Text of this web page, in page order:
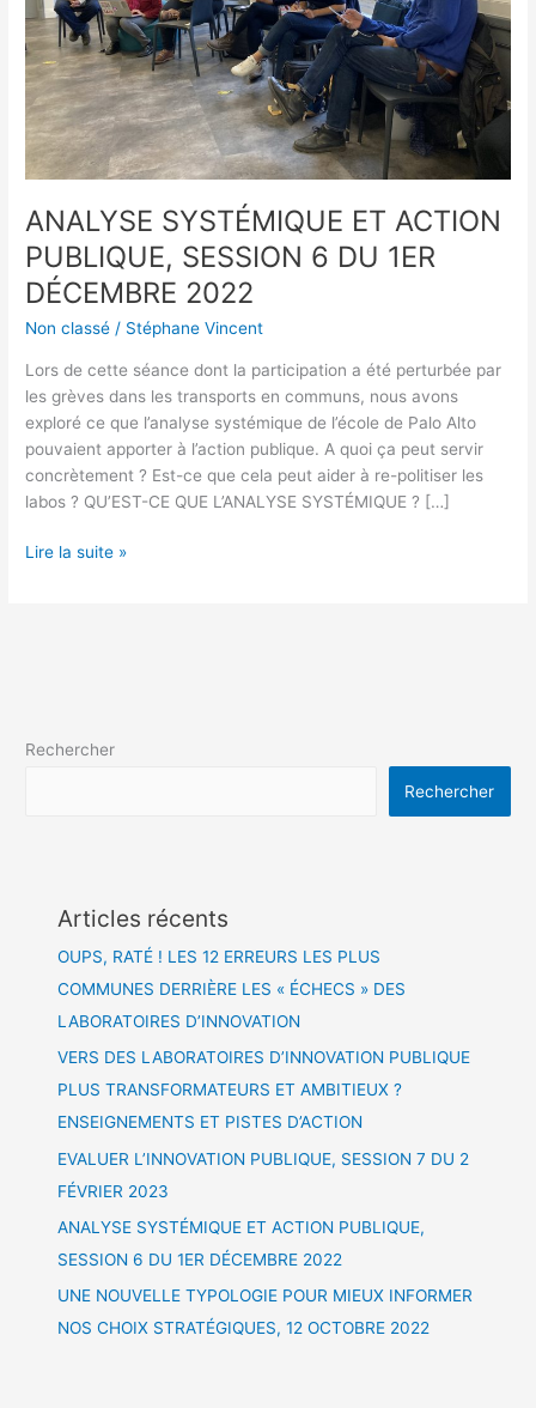
ANALYSE SYSTÉMIQUE ET ACTION
PUBLIQUE, SESSION 6 DU 1ER
DÉCEMBRE 2022
Non classé / Stéphane Vincent
Lors de cette séance dont la participation a été perturbée par
les grèves dans les transports en communs, nous avons
exploré ce que l’analyse systémique de l’école de Palo Alto
pouvaient apporter à l’action publique. A quoi ça peut servir
concrètement ? Est-ce que cela peut aider à re-politiser les
labos ? QU’EST-CE QUE L’ANALYSE SYSTÉMIQUE ? […]
DU
1ER
DÉCEMBRE
2022
Lire la suite »
Rechercher
Rechercher
Articles récents
OUPS, RATÉ ! LES 12 ERREURS LES PLUS
COMMUNES DERRIÈRE LES « ÉCHECS » DES
LABORATOIRES D’INNOVATION
VERS DES LABORATOIRES D’INNOVATION PUBLIQUE
PLUS TRANSFORMATEURS ET AMBITIEUX ?
ENSEIGNEMENTS ET PISTES D’ACTION
EVALUER L’INNOVATION PUBLIQUE, SESSION 7 DU 2
FÉVRIER 2023
ANALYSE SYSTÉMIQUE ET ACTION PUBLIQUE,
SESSION 6 DU 1ER DÉCEMBRE 2022
UNE NOUVELLE TYPOLOGIE POUR MIEUX INFORMER
NOS CHOIX STRATÉGIQUES, 12 OCTOBRE 2022